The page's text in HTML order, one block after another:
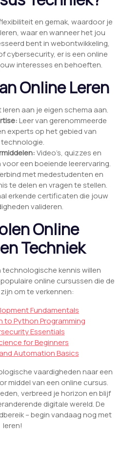
en gemak, waardoor je
waar en wanneer het jou
bent in webontwikkeling,
cybersecurity, er is een online
interesses en behoeften.
Online Leren
leren aan je eigen schema aan.
Leer van gerenommeerde
experts op het gebied van
technologie.
Video’s, quizzes en
een boeiende leerervaring.
met medestudenten en
te delen en vragen te stellen.
erkende certificaten die jouw
valideren.
Online
Techniek
technologische kennis willen
online cursussen die de
om te verkennen:
Fundamentals
to Python Programming
Essentials
for Beginners
Automation Basics
vaardigheden naar een
middel van een online cursus.
verbreed je horizon en blijf
digitale wereld. De
– begin vandaag nog met
leren!